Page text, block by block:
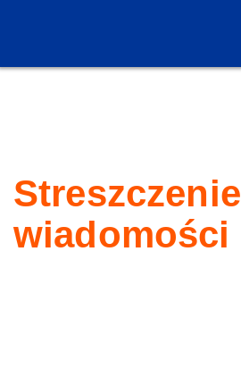
Streszczenie
wiadomości